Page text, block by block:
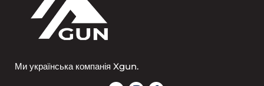
Ми українська компанія Xgun.